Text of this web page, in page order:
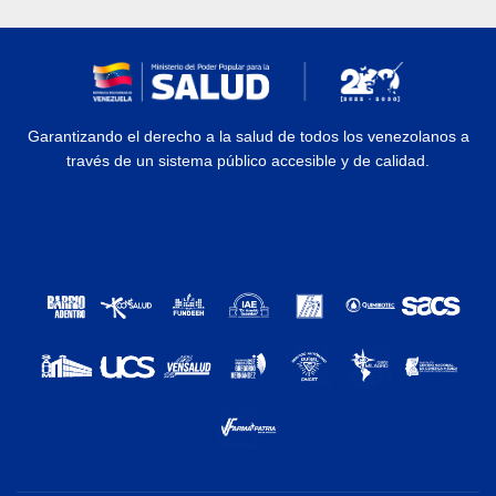
Garantizando el derecho a la salud de todos los venezolanos a
través de un sistema público accesible y de calidad.